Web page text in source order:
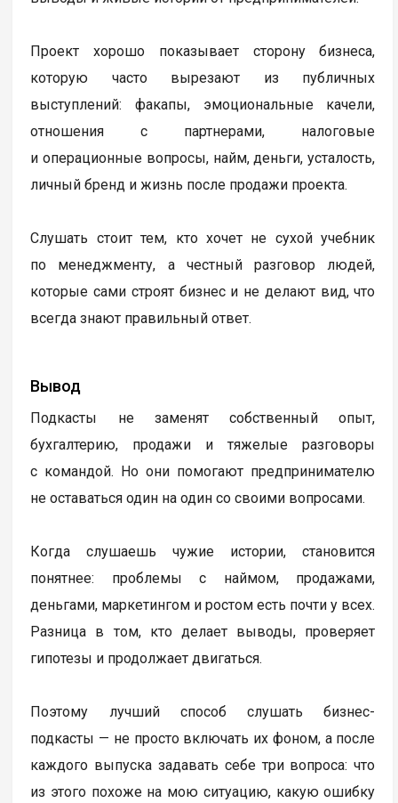
Проект хорошо показывает сторону бизнеса,
которую часто вырезают из публичных
выступлений: факапы, эмоциональные качели,
отношения с партнерами, налоговые
и операционные вопросы, найм, деньги, усталость,
личный бренд и жизнь после продажи проекта.
Слушать стоит тем, кто хочет не сухой учебник
по менеджменту, а честный разговор людей,
которые сами строят бизнес и не делают вид, что
всегда знают правильный ответ.
Вывод
Подкасты не заменят собственный опыт,
бухгалтерию, продажи и тяжелые разговоры
с командой. Но они помогают предпринимателю
не оставаться один на один со своими вопросами.
Когда слушаешь чужие истории, становится
понятнее: проблемы с наймом, продажами,
деньгами, маркетингом и ростом есть почти у всех.
Разница в том, кто делает выводы, проверяет
гипотезы и продолжает двигаться.
Поэтому лучший способ слушать бизнес-
подкасты — не просто включать их фоном, а после
каждого выпуска задавать себе три вопроса: что
из этого похоже на мою ситуацию, какую ошибку